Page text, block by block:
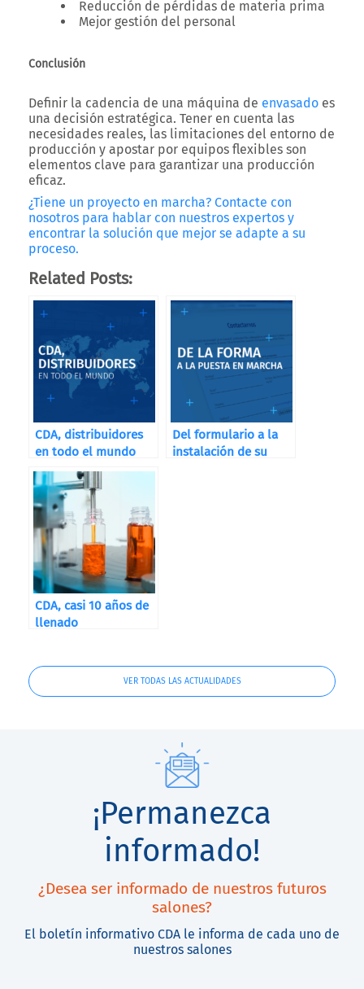
Reducción de pérdidas de materia prima
Mejor gestión del personal
Conclusión
Definir la cadencia de una máquina de envasado es
una decisión estratégica. Tener en cuenta las
necesidades reales, las limitaciones del entorno de
producción y apostar por equipos flexibles son
elementos clave para garantizar una producción
eficaz.
¿Tiene un proyecto en marcha? Contacte con
nosotros para hablar con nuestros expertos y
encontrar la solución que mejor se adapte a su
proceso.
Related Posts:
CDA, distribuidores
en todo el mundo
Del formulario a la
instalación de su
CDA, casi 10 años de
llenado
VER TODAS LAS ACTUALIDADES
¡Permanezca
informado!
¿Desea ser informado de nuestros futuros
salones?
El boletín informativo CDA le informa de cada uno de
nuestros salones